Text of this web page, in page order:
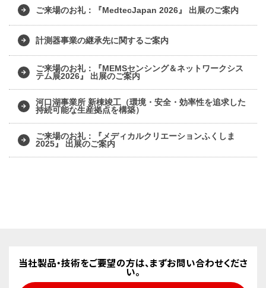
ご来場のお礼：『MedtecJapan 2026』 出展のご案内
計測器事業の継承先に関するご案内
ご来場のお礼：『MEMSセンシング＆ネットワークシス
テム展2026』 出展のご案内
河口湖事業所 新棟竣工（環境・安全・効率性を追求した
持続可能な生産拠点を構築）
ご来場のお礼：『メディカルクリエーションふくしま
2025』 出展のご案内
当社製品・技術をご要望の方は、まずお問い合わせくださ
い。